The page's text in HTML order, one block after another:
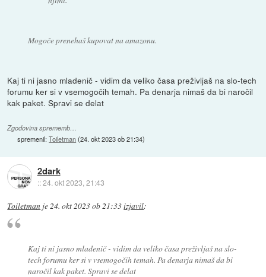
Mogoče prenehaš kupovat na amazonu.
Kaj ti ni jasno mladenič - vidim da veliko časa preživljaš na slo-tech
forumu ker si v vsemogočih temah. Pa denarja nimaš da bi naročil
kak paket. Spravi se delat
Zgodovina sprememb…
spremenil:Toiletman(24. okt 2023 ob 21:34)
2dark
::24. okt 2023, 21:43
Toiletman je24. okt 2023 ob 21:33izjavil:
Kaj ti ni jasno mladenič - vidim da veliko časa preživljaš na slo-
tech forumu ker si v vsemogočih temah. Pa denarja nimaš da bi
naročil kak paket. Spravi se delat